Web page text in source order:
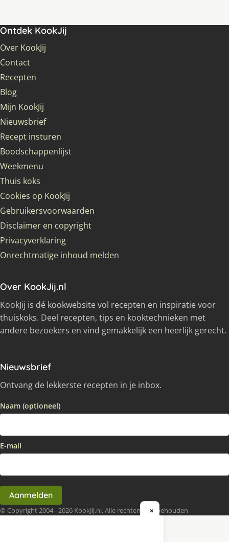
Ontdek KookJij
Over KookJij
Contact
Recepten
Blog
Mijn KookJij
Nieuwsbrief
Recept insturen
Boodschappenlijst
Weekmenu
Thuis koks
Cookies op KookJij
Gebruikersvoorwaarden
Disclaimer en copyright
Privacyverklaring
Onrechtmatige inhoud melden
Over KookJij.nl
KookJij is dé kookwebsite vol recepten en inspiratie voor
thuiskoks. Deel recepten, tips en kooktechnieken met
andere bezoekers en vind gemakkelijk een heerlijk gerecht.
Nieuwsbrief
Ontvang de lekkerste recepten in je inbox.
Naam (optioneel)
E-mail
Aanmelden
© Copyright 2004 - 2026 KookJij.nl, Alle rechten voorbehouden
×